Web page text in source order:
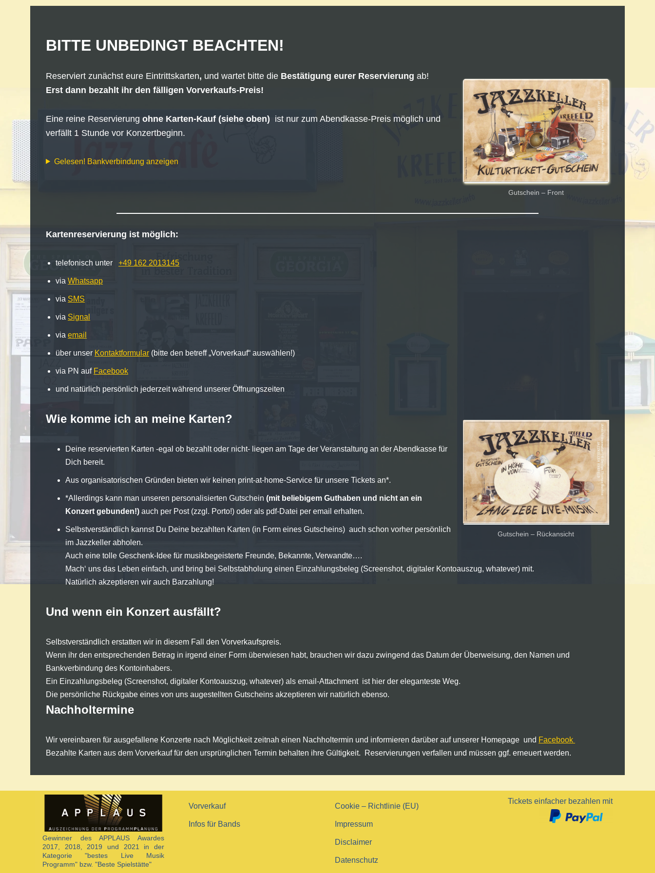
BITTE UNBEDINGT BEACHTEN!
Gutschein – Front
Reserviert zunächsteure Eintrittskarten, und wartet bitte die Bestätigung eurer Reservierungab!
Erst dann bezahlt ihr den fälligen Vorverkaufs-Preis!
Eine reine Reservierungohne Karten-Kauf (siehe oben) ist nur zum Abendkasse-Preis möglich und
verfällt 1 Stunde vor Konzertbeginn.
Gelesen! Bankverbindung anzeigen
Kartenreservierung ist möglich:
telefonisch unter +49 162 2013145
viaWhatsapp
via SMS
via Signal
viaemail
über unser Kontaktformular (bitte den betreff „Vorverkauf“ auswählen!)
via PN auf Facebook
und natürlich persönlich jederzeit während unserer Öffnungszeiten
Gutschein – Rückansicht
Wie komme ich an meine Karten?
Deine reservierten Karten -egal ob bezahlt oder nicht- liegen am Tage der Veranstaltung an der Abendkasse für
Dich bereit.
Aus organisatorischen Gründen bieten wir keinen print-at-home-Service für unsere Tickets an*.
*Allerdings kann man unseren personalisierten Gutschein(mit beliebigem Guthaben und nicht an ein
Konzert gebunden!) auch per Post (zzgl. Porto!) oder als pdf-Datei per email erhalten.
Selbstverständlich kannst Du Deine bezahlten Karten (in Form eines Gutscheins) auch schon vorher persönlich
im Jazzkeller abholen.
Auch eine tolle Geschenk-Idee für musikbegeisterte Freunde, Bekannte, Verwandte….
Mach‘ uns das Leben einfach, und bring bei Selbstabholung einen Einzahlungsbeleg (Screenshot, digitaler Kontoauszug, whatever) mit.
Natürlich akzeptieren wir auch Barzahlung!
Und wenn ein Konzert ausfällt?
Selbstverständlich erstatten wir in diesem Fall den Vorverkaufspreis.
Wenn ihr den entsprechenden Betrag in irgend einer Form überwiesen habt, brauchen wir dazu zwingend das Datum der Überweisung, den Namen und
Bankverbindung des Kontoinhabers.
Ein Einzahlungsbeleg (Screenshot, digitaler Kontoauszug, whatever) als email-Attachment ist hier der eleganteste Weg.
Die persönliche Rückgabe eines von uns augestellten Gutscheins akzeptieren wir natürlich ebenso.
Nachholtermine
Wir vereinbaren für ausgefallene Konzerte nach Möglichkeit zeitnah einen Nachholtermin und informieren darüber auf unserer Homepage und Facebook
Bezahlte Karten aus dem Vorverkauf für den ursprünglichen Termin behalten ihre Gültigkeit. Reservierungen verfallen und müssen ggf. erneuert werden.
Gewinner des APPLAUS Awardes
2017, 2018, 2019 und 2021 in der
Kategorie "bestes Live Musik
Programm" bzw. "Beste Spielstätte"
Vorverkauf
Infos für Bands
Cookie – Richtlinie (EU)
Impressum
Disclaimer
Datenschutz
Tickets einfacher bezahlen mit